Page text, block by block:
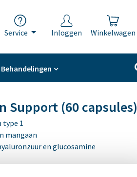
Service Inloggen Winkelwagen
Behandelingen
Support (60 capsules)
type 1
mangaan
en glucosamine